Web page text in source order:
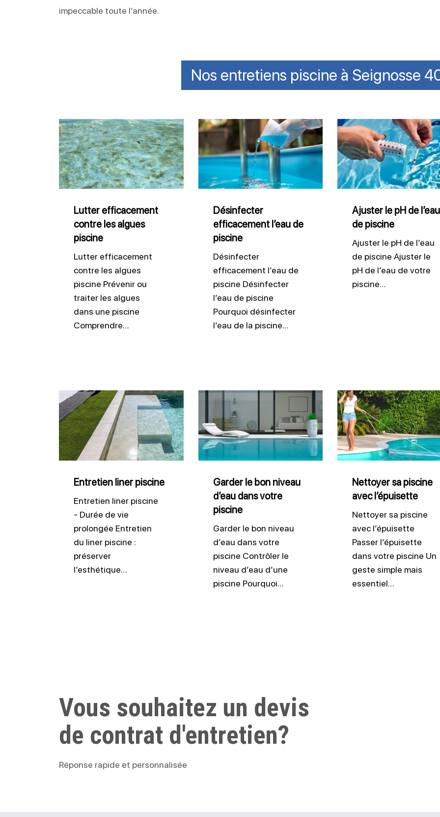
impeccable toute l’année.
Nos entretiens piscine à Seignosse
Lutter
efficacement
contre
les
algues
piscineLutter efficacement
contre les algues
piscine
Lutter efficacement
contre les algues
piscine Prévenir ou
traiter les algues
dans une piscine
Comprendre…
Désinfecter
efficacement
l’eau
de
piscine
Désinfecter
efficacement l’eau de
piscine
Désinfecter
efficacement l’eau de
piscine Désinfecter
l’eau de piscine
Pourquoi désinfecter
l’eau de la piscine…
Ajuster
le
pH
de
l’eau
piscine
Ajuster le pH de l’eau
de piscine
Ajuster le pH de l’eau
de piscine Ajuster le
pH de l’eau de votre
piscine…
Entretien
liner
piscine
Entretien liner piscine
Entretien liner piscine
- Durée de vie
prolongée Entretien
du liner piscine :
préserver
l’esthétique…
Garder
bon
niveau
d’eau
dans
votre
piscine
Garder le bon niveau
d’eau dans votre
piscine
Garder le bon niveau
d’eau dans votre
piscine Contrôler le
niveau d’eau d’une
piscine Pourquoi…
Nettoyer
sa
piscine
avec
l’épuisette
Nettoyer sa piscine
avec l’épuisette
Nettoyer sa piscine
avec l’épuisette
Passer l’épuisette
dans votre piscine Un
geste simple mais
essentiel…
Vous souhaitez un devis
de contrat d'entretien?
Réponse rapide et personnalisée